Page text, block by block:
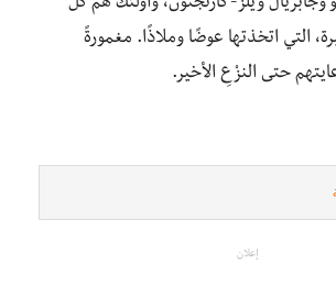
وجابريال ويلز-كارنجتون، وأولئك هم كل
التي اتخذتها عوضًا وملاذًا. مغمورةً
حتى النزْعِ الأخير.
إعلان